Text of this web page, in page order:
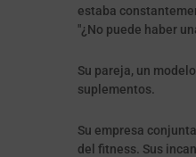
estaba
"¿No puede haber
Su pareja, un
suplementos.
Su empresa
del fitness. Sus